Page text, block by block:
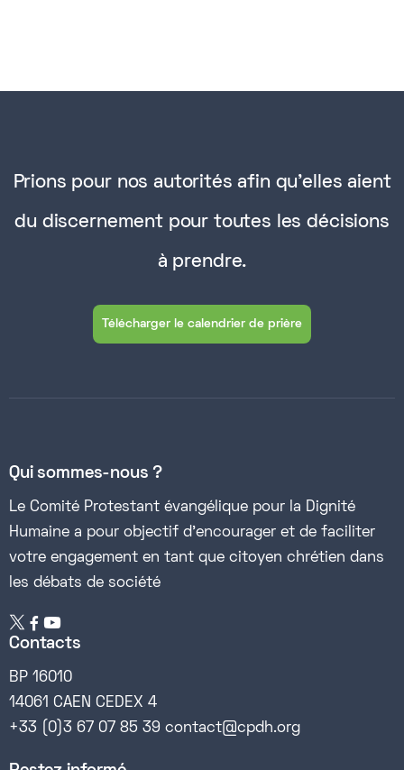
Prions pour nos autorités afin qu'elles aient
du discernement pour toutes les décisions
à prendre.
Télécharger le calendrier de prière
Qui sommes-nous ?
Le Comité Protestant évangélique pour la Dignité
Humaine a pour objectif d’encourager et de faciliter
votre engagement en tant que citoyen chrétien dans
les débats de société
 
Contacts
BP 16010
14061 CAEN CEDEX 4
+33 (0)3 67 07 85 39 contact@cpdh.org